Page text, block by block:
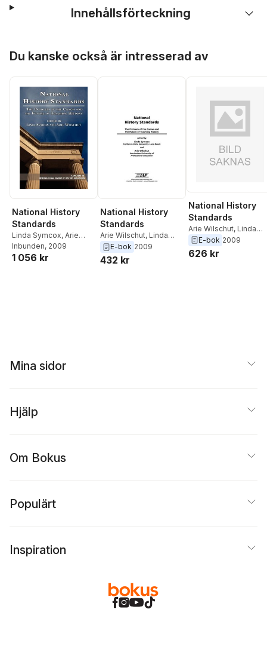
Innehållsförteckning
Du kanske också är intresserad av
National History
Standards
Linda Symcox, Arie
Wilschut
Inbunden, 2009
1 056 kr
National History
Standards
Arie Wilschut, Linda
Symcox
E-bok 2009
432 kr
National History
Standards
Arie Wilschut, Linda
Symcox
E-bok 2009
626 kr
Mina sidor
Hjälp
Om Bokus
Populärt
Inspiration